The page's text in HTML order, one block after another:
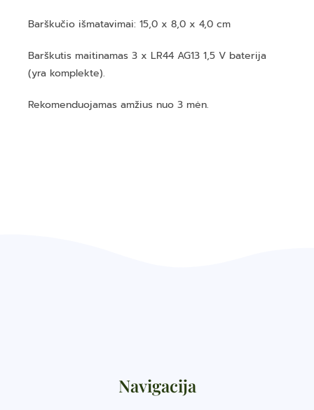
Barškučio išmatavimai: 15,0 x 8,0 x 4,0 cm
Barškutis maitinamas 3 x LR44 AG13 1,5 V baterija
(yra komplekte).
Rekomenduojamas amžius nuo 3 mėn.
Navigacija